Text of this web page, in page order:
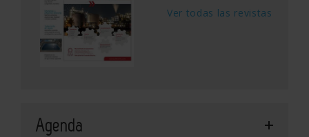
Ver todas las revistas
Agenda